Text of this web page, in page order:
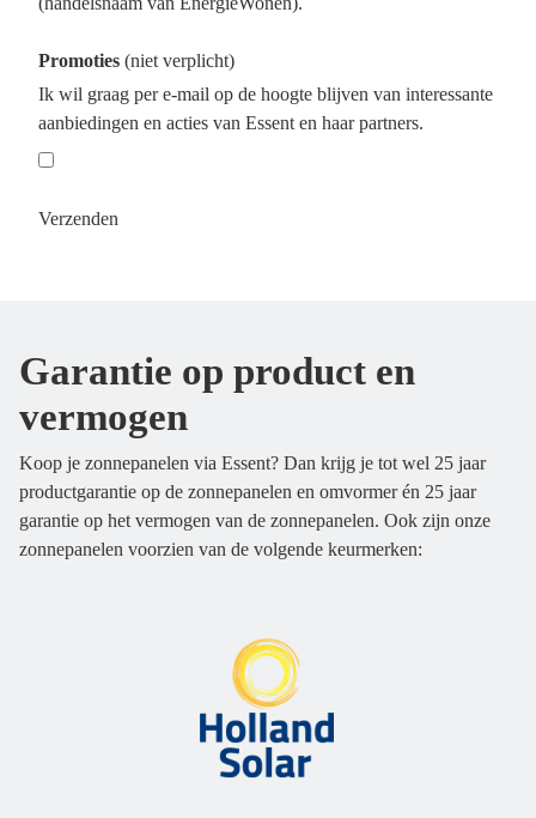
Promoties (niet verplicht)
Ik wil graag per e-mail op de hoogte blijven van interessante
aanbiedingen en acties van Essent en haar partners.
Verzenden
Garantie op product en
vermogen
Koop je zonnepanelen via Essent? Dan krijg je tot wel 25 jaar
productgarantie op de zonnepanelen en omvormer én 25 jaar
garantie op het vermogen van de zonnepanelen. Ook zijn onze
zonnepanelen voorzien van de volgende keurmerken: